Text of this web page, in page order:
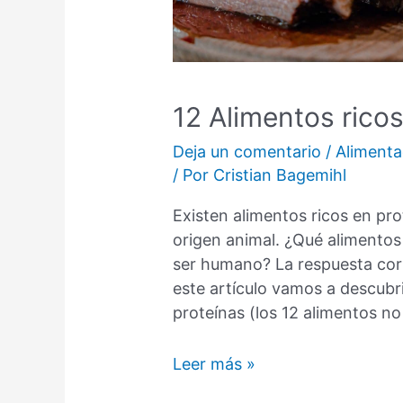
12 Alimentos
Deja un comentario /
/ Por Cristian Bagemihl
Existen alimentos ricos en
origen animal. ¿Qué
ser humano? La respuesta
este artículo vamos a
proteínas (los 12 alimentos
12
Leer más »